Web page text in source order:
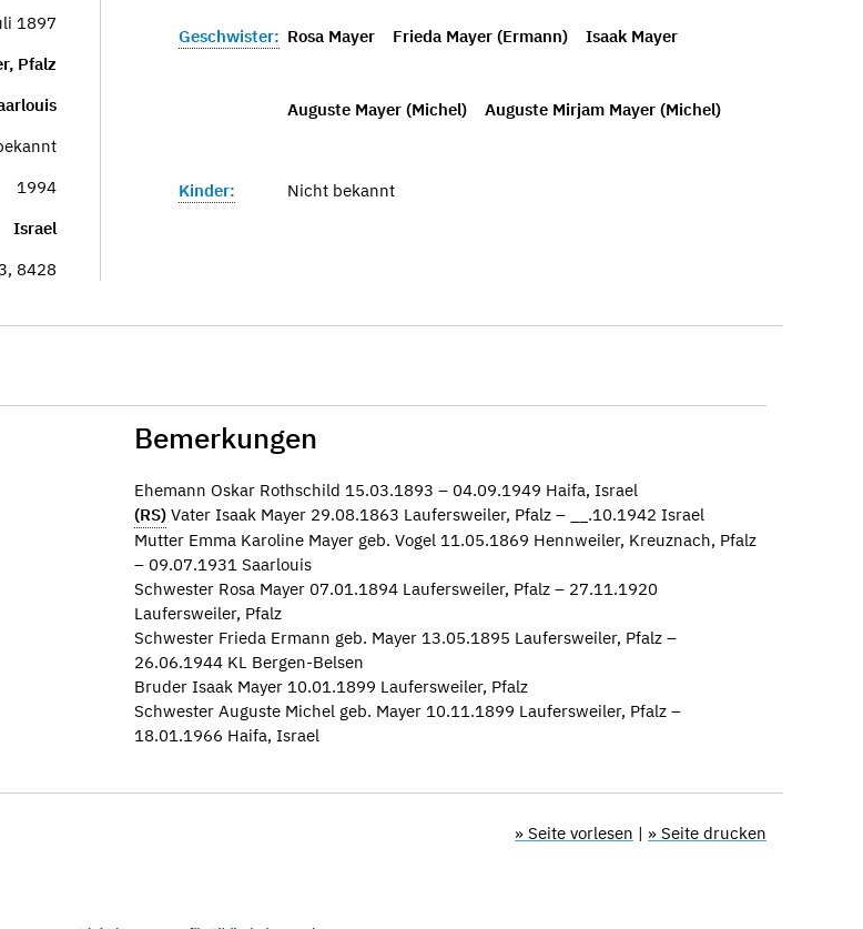
1897
Pfalz
1994
Israel
8428
Geschwister: Rosa Mayer Frieda Mayer (Ermann) Isaak Mayer
Auguste Mayer (Michel) Auguste Mirjam Mayer (Michel)
Kinder: Nicht bekannt
Bemerkungen
Ehemann Oskar Rothschild 15.03.1893 – 04.09.1949 Haifa, Israel
(RS) Vater Isaak Mayer 29.08.1863 Laufersweiler, Pfalz – __.10.1942 Israel
Mutter Emma Karoline Mayer geb. Vogel 11.05.1869 Hennweiler, Kreuznach, Pfalz
– 09.07.1931 Saarlouis
Schwester Rosa Mayer 07.01.1894 Laufersweiler, Pfalz – 27.11.1920
Laufersweiler, Pfalz
Schwester Frieda Ermann geb. Mayer 13.05.1895 Laufersweiler, Pfalz –
26.06.1944 KL Bergen-Belsen
Bruder Isaak Mayer 10.01.1899 Laufersweiler, Pfalz
Schwester Auguste Michel geb. Mayer 10.11.1899 Laufersweiler, Pfalz –
18.01.1966 Haifa, Israel
» Seite vorlesen | » Seite drucken